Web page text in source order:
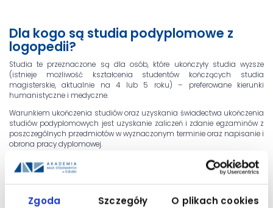
Zgoda Szczegóły O plikach cookies
Dla kogo są studia podyplomowe z
logopedii?
Studia te przeznaczone są dla osób, które ukończyły studia wyższe
(istnieje możliwość kształcenia studentów kończących studia
magisterskie, aktualnie na 4 lub 5 roku) – preferowane kierunki
humanistyczne i medyczne.
Warunkiem ukończenia studiów oraz uzyskania świadectwa ukończenia
studiów podyplomowych jest uzyskanie zaliczeń i zdanie egzaminów z
poszczególnych przedmiotów w wyznaczonym terminie oraz napisanie i
obrona pracy dyplomowej.